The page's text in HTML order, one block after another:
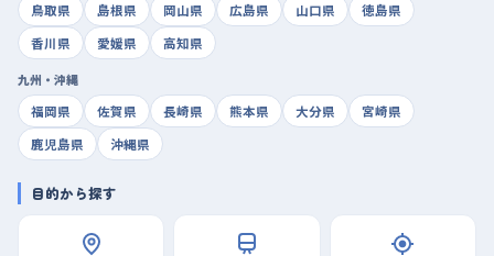
鳥取県
島根県 岡山県 広島県 山口県
徳島県
香川県
愛媛県 高知県
九州・沖縄
福岡県
佐賀県 長崎県 熊本県 大分県
宮崎県
鹿児島県
沖縄県
目的から探す